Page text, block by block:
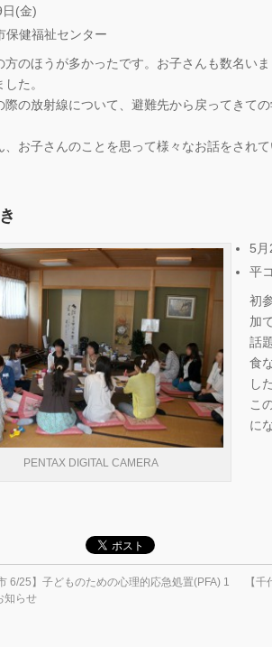
(金)
保健福祉センター
方のほうが多かったです。お子さんも数名い
た。
際の放射線について、避難先から戻ってきて
、お子さんのことを思って様々なお話をされて
PENTAX DIGITAL CAMERA
5
平
初
加
話
食
し
こ
に
6/25】子どものための心理的応急処置(PFA) 1
知らせ
【